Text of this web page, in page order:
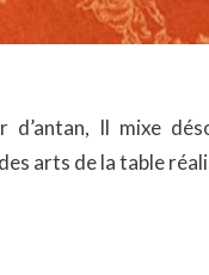
Il mixe
arts de la table